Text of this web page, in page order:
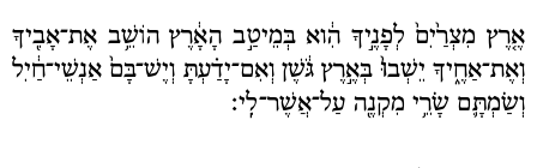
אֶ֤רֶץ מִצְרַ֙יִם֙ לְפָנֶ֣יךָ הִ֔וא בְּמֵיטַ֣ב הָאָ֔רֶץ הוֹשֵׁ֥ב אֶת־אָבִ֖יךָ
וְאֶת־אַחֶ֑יךָ יֵשְׁבוּ֙ בְּאֶ֣רֶץ גֹּ֔שֶׁן וְאִם־יָדַ֗עְתָּ וְיֶשׁ־בָּם֙ אַנְשֵׁי־חַ֔יִל
וְשַׂמְתָּ֛ם שָׂרֵ֥י מִקְנֶ֖ה עַל־אֲשֶׁר־לִֽי׃